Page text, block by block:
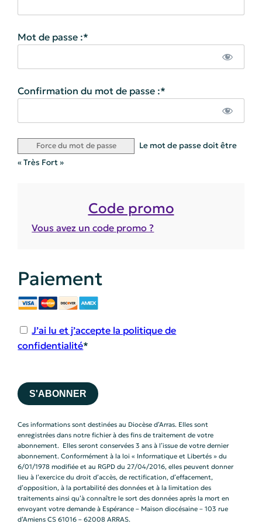
Mot de passe :*
Confirmation du mot de passe :*
Force du mot de passe
Le mot de passe doit être
« Très Fort »
Vous avez un code promo ?
J’ai lu et j’accepte la politique de
confidentialité*
Aucune valeur
Ces informations sont destinées au Diocèse d’Arras. Elles sont
enregistrées dans notre fichier à des fins de traitement de votre
abonnement. Elles seront conservées 3 ans à l’issue de votre dernier
abonnement. Conformément à la loi « Informatique et Libertés » du
6/01/1978 modifiée et au RGPD du 27/04/2016, elles peuvent donner
lieu à l’exercice du droit d’accès, de rectification, d’effacement,
d’opposition, à la portabilité des données et à la limitation des
traitements ainsi qu’à connaître le sort des données après la mort en
envoyant votre demande à Espérance – Maison diocésaine – 103 rue
d’Amiens CS 61016 – 62008 ARRAS.